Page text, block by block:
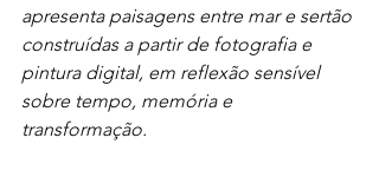
apresenta paisagens entre mar e sertão
construídas a partir de fotografia e
pintura digital, em reflexão sensível
sobre tempo, memória e
transformação.